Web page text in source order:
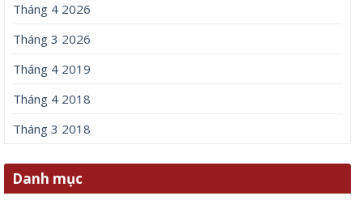
Tháng 4 2026
Tháng 3 2026
Tháng 4 2019
Tháng 4 2018
Tháng 3 2018
Danh mục